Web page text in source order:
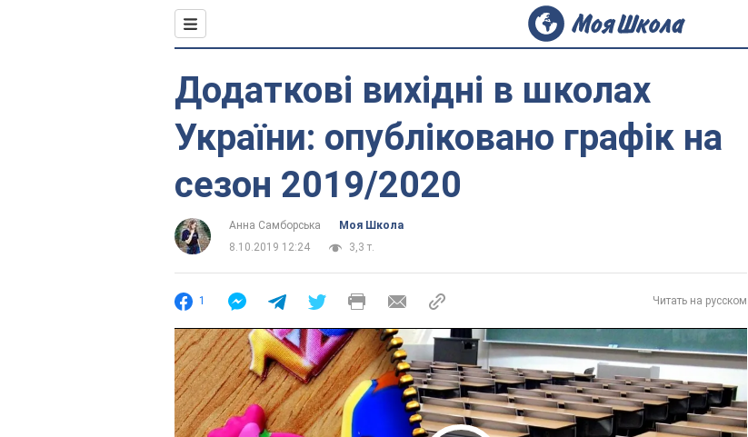
Додаткові вихідні в школах
України: опубліковано графік на
сезон 2019/2020
Анна Самборська
Моя Школа
8.10.2019 12:24
3,3 т.
1 Читать на русском